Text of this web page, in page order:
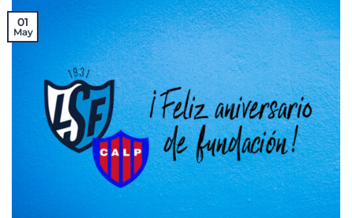
01
May